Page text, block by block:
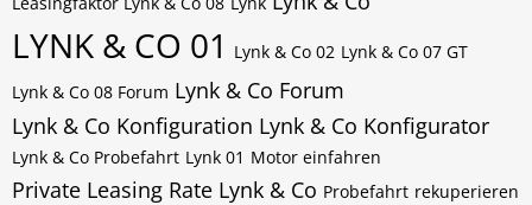
LYNK & CO 01 Lynk & Co 02 Lynk & Co 07 GT
Lynk & Co 08 Forum Lynk & Co Forum
Lynk & Co Konfiguration Lynk & Co Konfigurator
Lynk & Co Probefahrt Lynk 01 Motor einfahren
Private Leasing Rate Lynk & Co Probefahrt rekuperieren